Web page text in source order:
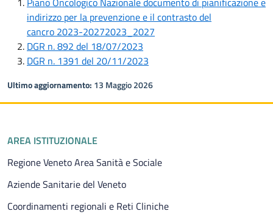
indirizzo per la prevenzione e il contrasto del
cancro 2023-20272023_2027
DGR n. 892 del 18/07/2023
DGR n. 1391 del 20/11/2023
Ultimo aggiornamento: 13 Maggio 2026
Piè di pagina
AREA ISTITUZIONALE
Regione Veneto Area Sanità e Sociale
Aziende Sanitarie del Veneto
Coordinamenti regionali e Reti Cliniche